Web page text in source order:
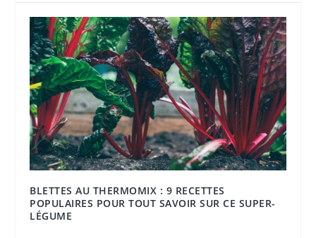
BLETTES AU THERMOMIX : 9 RECETTES
POPULAIRES POUR TOUT SAVOIR SUR CE SUPER-
LÉGUME